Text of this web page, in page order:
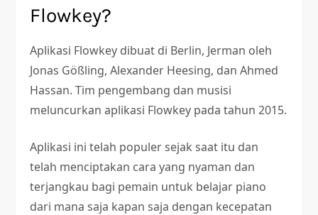
Flowkey?
Aplikasi Flowkey dibuat di Berlin, Jerman oleh
Jonas Gößling, Alexander Heesing, dan Ahmed
Hassan. Tim pengembang dan musisi
meluncurkan aplikasi Flowkey pada tahun 2015.
Aplikasi ini telah populer sejak saat itu dan
telah menciptakan cara yang nyaman dan
terjangkau bagi pemain untuk belajar piano
dari mana saja kapan saja dengan kecepatan